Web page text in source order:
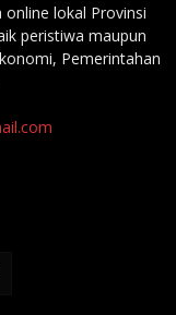
lokal Provinsi
peristiwa maupun
Pemerintahan